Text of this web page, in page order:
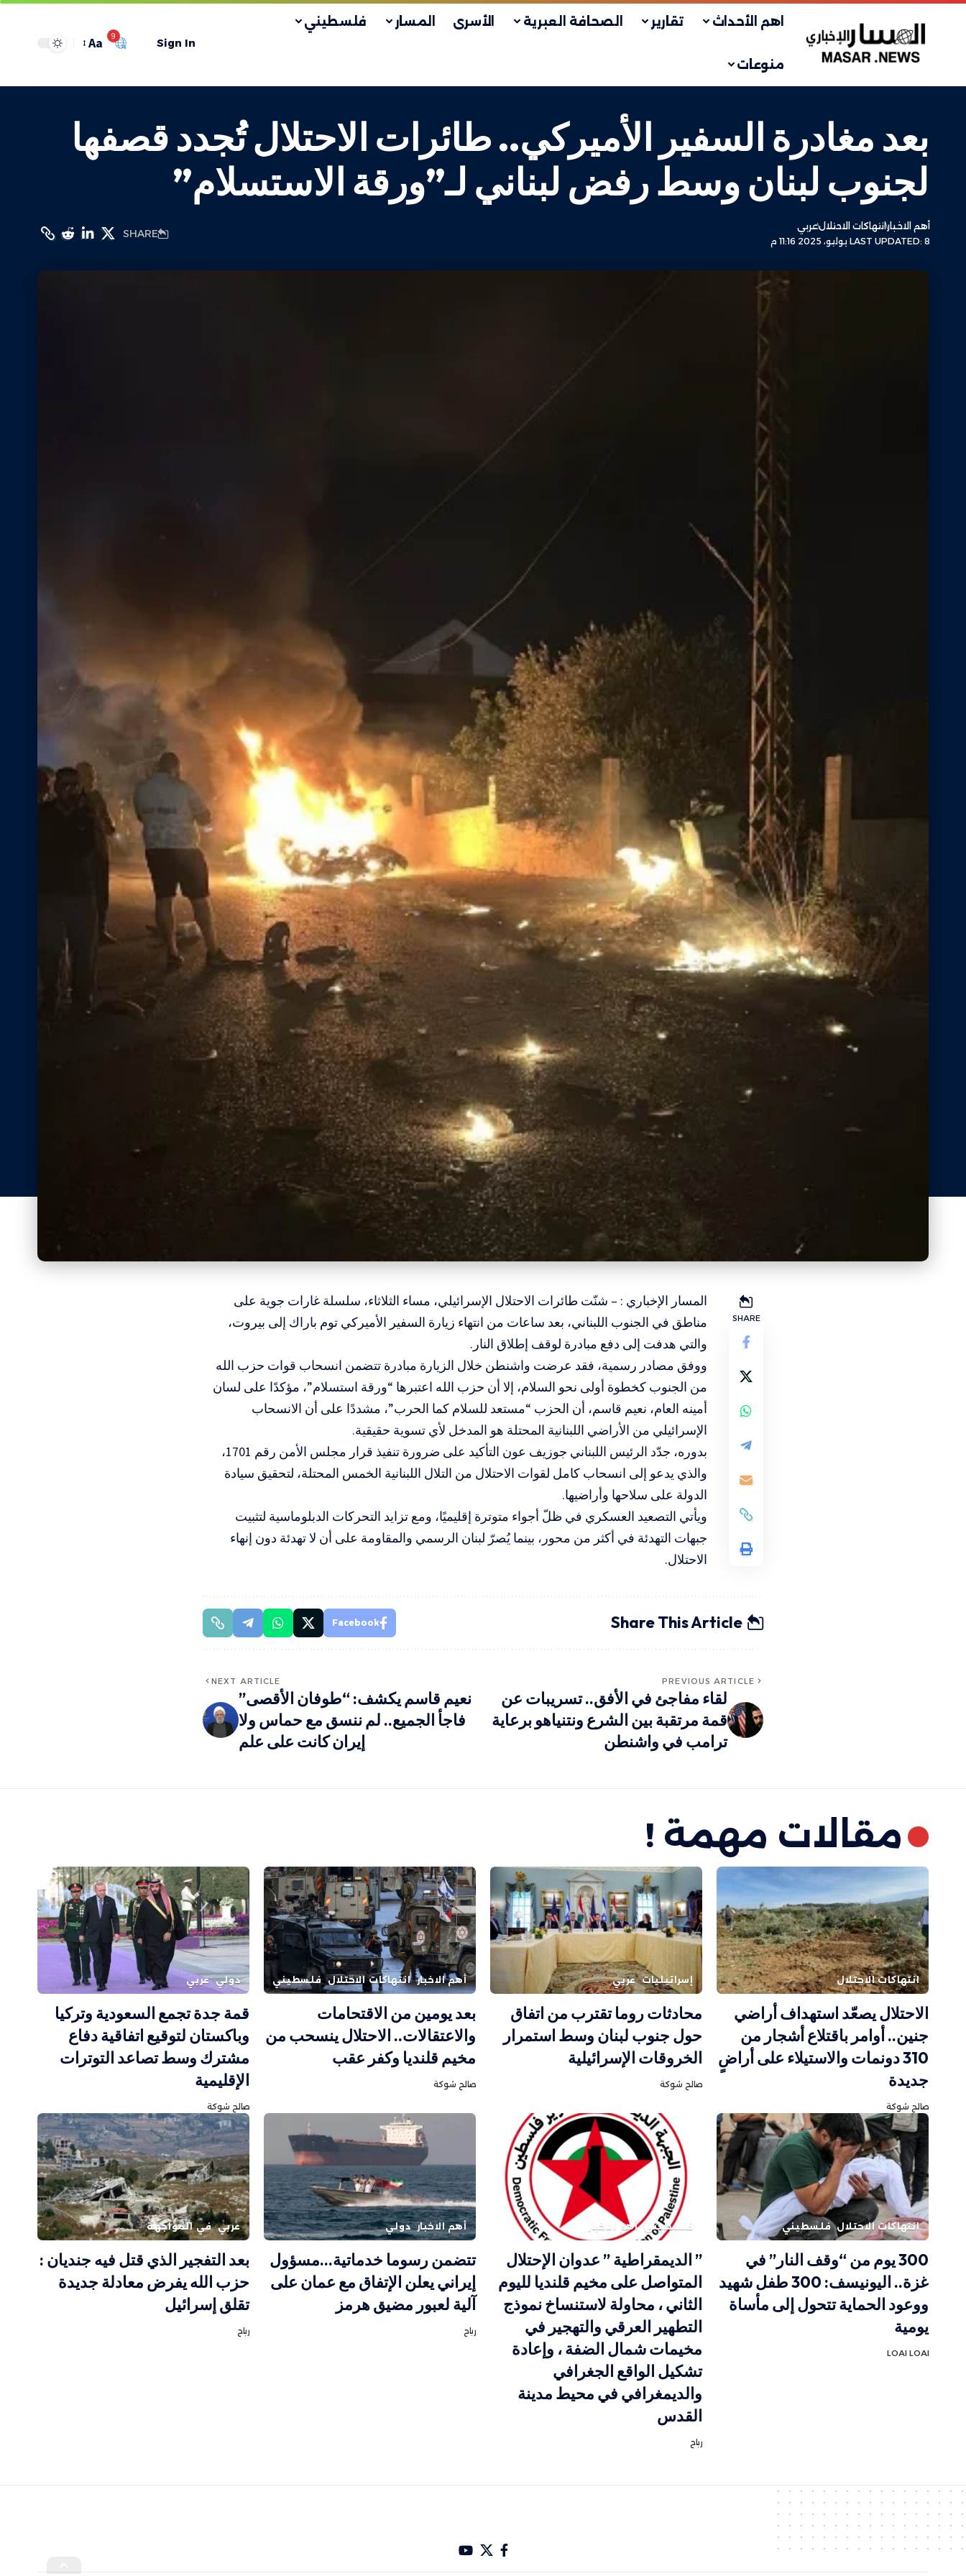
اهم الأحداث تقارير الصحافة العبرية الأسرى المسار فلسطيني
منوعات
Sign In
9
Aa
بعد مغادرة السفير الأميركي.. طائرات الاحتلال تُجدد قصفها
لجنوب لبنان وسط رفض لبناني لـ”ورقة الاستسلام”
LAST UPDATED: 8 يوليو، 2025 11:16 م
أهم الاخبارانتهاكات الاحتلالعربي
SHARE
SHARE
المسار الإخباري : – شنّت طائرات الاحتلال الإسرائيلي، مساء الثلاثاء، سلسلة غارات جوية على
مناطق في الجنوب اللبناني، بعد ساعات من انتهاء زيارة السفير الأميركي توم باراك إلى بيروت،
والتي هدفت إلى دفع مبادرة لوقف إطلاق النار.
ووفق مصادر رسمية، فقد عرضت واشنطن خلال الزيارة مبادرة تتضمن انسحاب قوات حزب الله
من الجنوب كخطوة أولى نحو السلام، إلا أن حزب الله اعتبرها “ورقة استسلام”، مؤكدًا على لسان
أمينه العام، نعيم قاسم، أن الحزب “مستعد للسلام كما الحرب”، مشددًا على أن الانسحاب
الإسرائيلي من الأراضي اللبنانية المحتلة هو المدخل لأي تسوية حقيقية.
بدوره، جدّد الرئيس اللبناني جوزيف عون التأكيد على ضرورة تنفيذ قرار مجلس الأمن رقم 1701،
والذي يدعو إلى انسحاب كامل لقوات الاحتلال من التلال اللبنانية الخمس المحتلة، لتحقيق سيادة
الدولة على سلاحها وأراضيها.
ويأتي التصعيد العسكري في ظلّ أجواء متوترة إقليميًا، ومع تزايد التحركات الدبلوماسية لتثبيت
جبهات التهدئة في أكثر من محور، بينما يُصرّ لبنان الرسمي والمقاومة على أن لا تهدئة دون إنهاء
الاحتلال.
Share This Article
Facebook
PREVIOUS ARTICLE
لقاء مفاجئ في الأفق.. تسريبات عن
قمة مرتقبة بين الشرع ونتنياهو برعاية
ترامب في واشنطن
NEXT ARTICLE
نعيم قاسم يكشف: “طوفان الأقصى”
فاجأ الجميع.. لم ننسق مع حماس ولا
إيران كانت على علم
مقالات مهمة !
انتهاكات الاحتلال
الاحتلال يصعّد استهداف أراضي
جنين.. أوامر باقتلاع أشجار من
310 دونمات والاستيلاء على أراضٍ
جديدة
صالح شوكة
إسرائيليات عربي
محادثات روما تقترب من اتفاق
حول جنوب لبنان وسط استمرار
الخروقات الإسرائيلية
صالح شوكة
أهم الاخبار انتهاكات الاحتلال فلسطيني
بعد يومين من الاقتحامات
والاعتقالات.. الاحتلال ينسحب من
مخيم قلنديا وكفر عقب
صالح شوكة
دولي عربي
قمة جدة تجمع السعودية وتركيا
وباكستان لتوقيع اتفاقية دفاع
مشترك وسط تصاعد التوترات
الإقليمية
صالح شوكة
انتهاكات الاحتلال فلسطيني
300 يوم من “وقف النار” في
غزة.. اليونيسف: 300 طفل شهيد
ووعود الحماية تتحول إلى مأساة
يومية
LOAI LOAI
فلسطيني أهم الاخبار
” الديمقراطية ” عدوان الإحتلال
المتواصل على مخيم قلنديا لليوم
الثاني ، محاولة لاستنساخ نموذج
التطهير العرقي والتهجير في
مخيمات شمال الضفة ، وإعادة
تشكيل الواقع الجغرافي
والديمغرافي في محيط مدينة
القدس
رباح
أهم الاخبار دولي
تتضمن رسوما خدماتية…مسؤول
إيراني يعلن الإتفاق مع عمان على
آلية لعبور مضيق هرمز
رباح
عربي في المواجهة
بعد التفجير الذي قتل فيه جنديان :
حزب الله يفرض معادلة جديدة
تقلق إسرائيل
رباح